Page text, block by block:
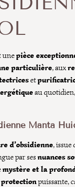
unepièce
particulière, aux
et
au quotidien,
Manta
d’obsidienne, issue
par sesnuances
mystère et la
puissante,